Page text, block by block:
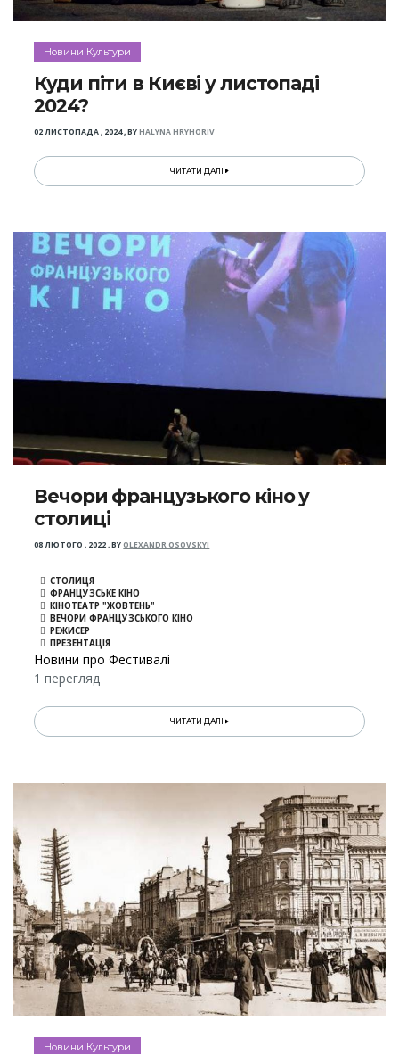
Новини Культури
Куди піти в Києві у листопаді
2024?
02 ЛИСТОПАДА , 2024,BYHALYNA HRYHORIV
ЧИТАТИ ДАЛІ
Вечори французького кіно у
столиці
08 ЛЮТОГО , 2022,BYOLEXANDR OSOVSKYI
СТОЛИЦЯ
ФРАНЦУЗСЬКЕ КІНО
КІНОТЕАТР "ЖОВТЕНЬ"
ВЕЧОРИ ФРАНЦУЗСЬКОГО КІНО
РЕЖИСЕР
ПРЕЗЕНТАЦІЯ
Новини про Фестивалі
1 перегляд
ЧИТАТИ ДАЛІ
Новини Культури